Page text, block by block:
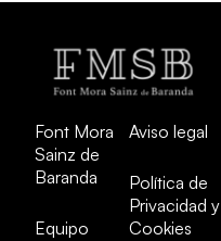
Font Mora
Sainz de
Baranda
Equipo
Aviso legal
Política de
Privacidad y
Cookies